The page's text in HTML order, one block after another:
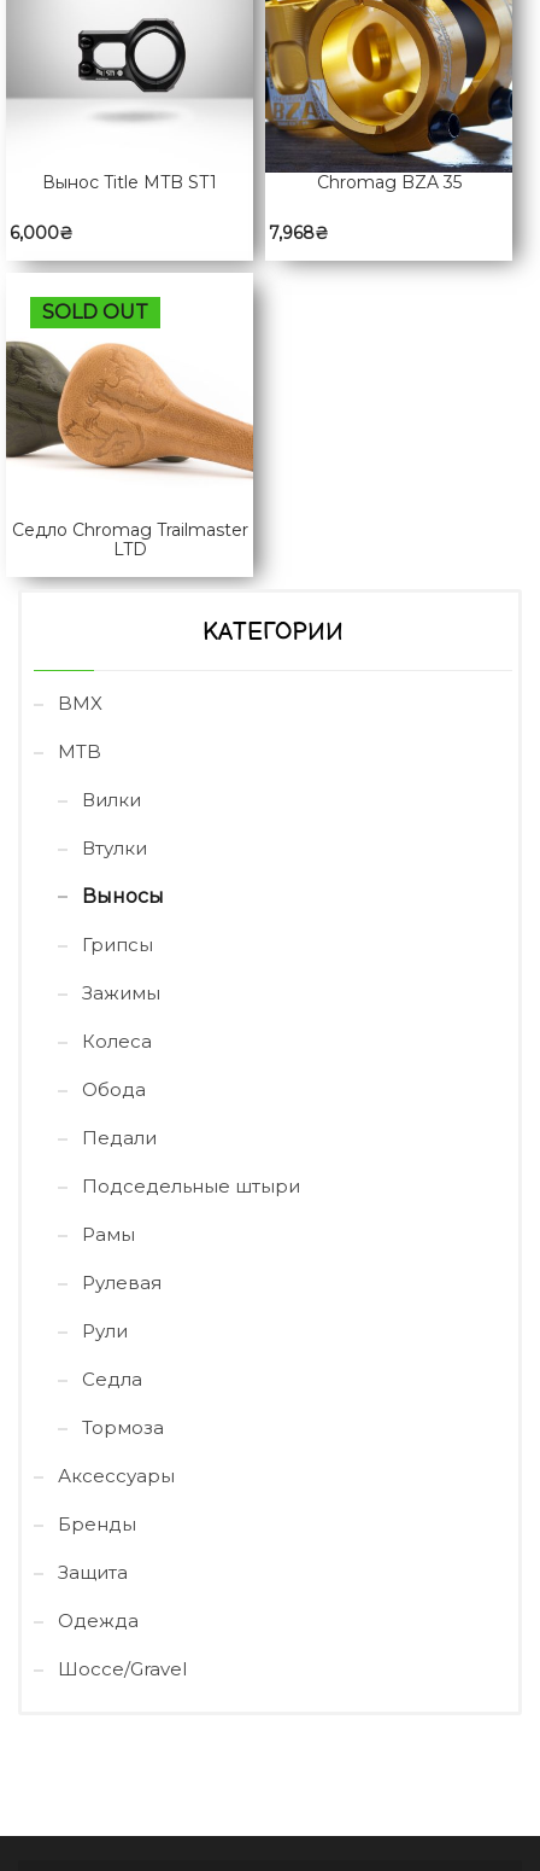
Вынос Title MTB ST1
6,000₴
Chromag BZA 35
7,968₴
SOLD OUT
Седло Chromag Trailmaster
LTD
КАТЕГОРИИ
BMX
MTB
Вилки
Втулки
Выносы
Грипсы
Зажимы
Колеса
Обода
Педали
Подседельные штыри
Рамы
Рулевая
Рули
Седла
Тормоза
Аксессуары
Бренды
Защита
Одежда
Шоссе/Gravel